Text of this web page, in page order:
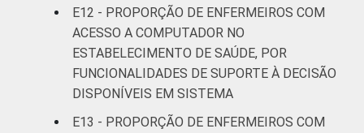
E12 - PROPORÇÃO DE ENFERMEIROS COM
ACESSO A COMPUTADOR NO
ESTABELECIMENTO DE SAÚDE, POR
FUNCIONALIDADES DE SUPORTE À DECISÃO
DISPONÍVEIS EM SISTEMA
E13 - PROPORÇÃO DE ENFERMEIROS COM